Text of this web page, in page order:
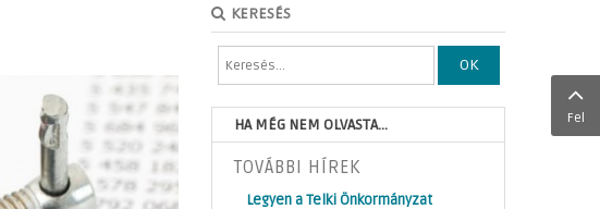
KERESÉS
OK
HA MÉG NEM OLVASTA...
TOVÁBBI HÍREK
Legyen a Telki Önkormányzat
Fel